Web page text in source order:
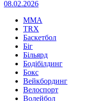
08.02.2026
MMA
TRX
Баскетбол
Біг
Більярд
Бодібілдинг
Бокс
Вейкбординг
Велоспорт
Волейбол